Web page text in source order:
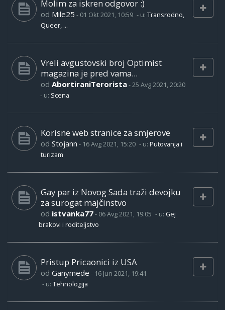
Molim za iskren odgovor :)
od Mile25 - 01 Okt 2021, 10:59 - u: Transrodno,
Queer, ...
Vreli avgustovski broj Optimist
magazina je pred vama...
od AbortiraniTerorista-25 Avg 2021, 20:20
- u: Scena
Korisne web stranice za smjerove
od Stojann - 16 Avg 2021, 15:20 - u: Putovanja i
turizam
Gay par iz Novog Sada traži devojku
za surogat majčinstvo
od istvanka77- 06 Avg 2021, 19:05 - u: Gej
brakovi i roditeljstvo
Pristup Pricaonici iz USA
od Ganymede - 16 Jun 2021, 19:41
- u: Tehnologija